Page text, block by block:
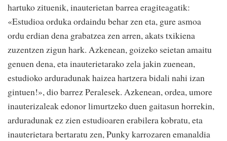
hartuko zituenik, inauterietan barrea eragiteagatik:
«Estudioa orduka ordaindu behar zen eta, gure asmoa
ordu erdian dena grabatzea zen arren, akats txikiena
zuzentzen zigun hark. Azkenean, goizeko seietan amaitu
genuen dena, eta inauterietarako zela jakin zuenean,
estudioko arduradunak haizea hartzera bidali nahi izan
gintuen!», dio barrez Peralesek. Azkenean, ordea, umore
inauterizaleak edonor limurtzeko duen gaitasun horrekin,
arduradunak ez zien estudioaren erabilera kobratu, eta
inauterietara bertaratu zen, Punky karrozaren emanaldia